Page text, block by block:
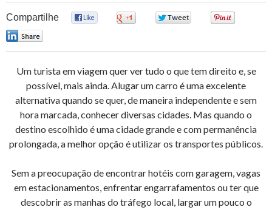
Compartilhe
Um turista em viagem quer ver tudo o que tem direito e, se
possível, mais ainda. Alugar um carro é uma excelente
alternativa quando se quer, de maneira independente e sem
hora marcada, conhecer diversas cidades. Mas quando o
destino escolhido é uma cidade grande e com permanência
prolongada, a melhor opção é utilizar os transportes públicos.
Sem a preocupação de encontrar hotéis com garagem, vagas
em estacionamentos, enfrentar engarrafamentos ou ter que
descobrir as manhas do tráfego local, largar um pouco o